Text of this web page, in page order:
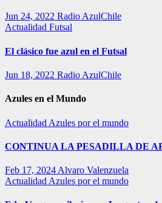
Jun 24, 2022 Radio AzulChile
Actualidad Futsal
El clásico fue azul en el Futsal
Jun 18, 2022 Radio AzulChile
Azules en el Mundo
Actualidad Azules por el mundo
CONTINUA LA PESADILLA DE
Feb 17, 2024 Alvaro Valenzuela
Actualidad Azules por el mundo